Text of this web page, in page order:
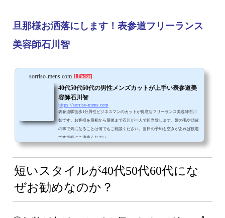
旦那様お洒落にします！表参道フリーランス
美容師石川智
sorriso-mens.com 1 Pocket
40代50代60代の男性メンズカットが上手い表参道美
容師石川智
https://sorriso-mens.com
表参道駅徒歩1分男性ビジネスマンのカットが得意なフリーランス美容師石川
智です。お客様を最初から最後まで石川が一人で担当致します、髪の毛や頭皮
の事で気になることは何でもご相談ください。当日の予約も空きがあれば歓迎
です気軽にご連絡ください。
短いスタイルが40代50代60代にな
ぜお勧めなのか？